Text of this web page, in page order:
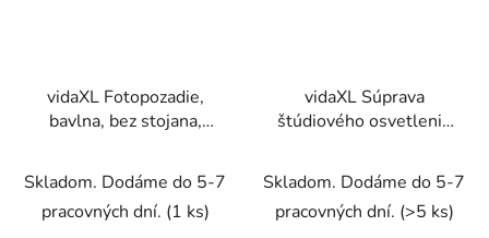
vidaXL Fotopozadie,
bavlna, bez stojana,
kľúčovacie
Skladom. Dodáme do 5-7
pracovných dní. (1 ks)
vidaXL Súprava
štúdiového osvetlenia
Skladom. Dodáme do 5-7
pracovných dní. (>5 ks)